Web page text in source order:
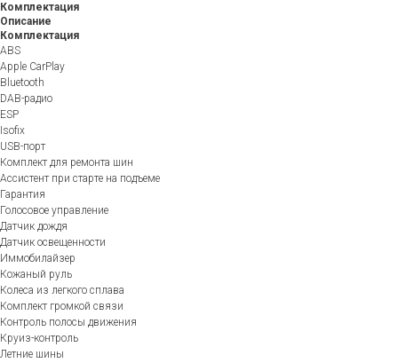
Комплектация
Описание
Комплектация
ABS
Apple CarPlay
Bluetooth
DAB-радио
ESP
Isofix
USB-порт
Комплект для ремонта шин
Ассистент при старте на подъеме
Гарантия
Голосовое управление
Датчик дождя
Датчик освещенности
Иммобилайзер
Кожаный руль
Колеса из легкого сплава
Комплект громкой связи
Контроль полосы движения
Круиз-контроль
Летние шины